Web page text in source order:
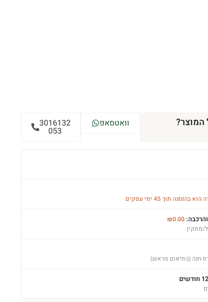
וואטסאפ 3016132
053
תוך 45 ימי עסקים
₪0.00
מתקין